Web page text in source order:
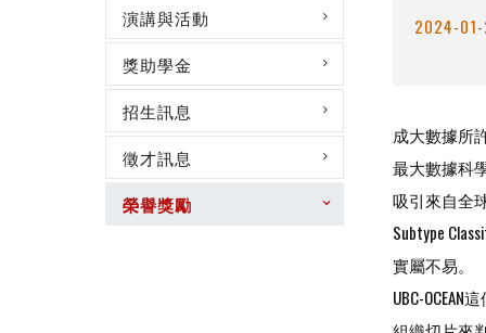
演講與活動
獎助學金
招生訊息
徵才訊息
榮譽獎勵
2024-
成大數據所
最大數據科
吸引來自全
Subtype
實屬不易。
UBC-